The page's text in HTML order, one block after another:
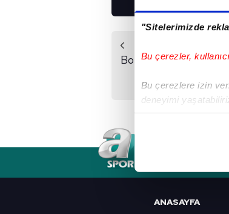
"Sitelerimizde
Bu çerezler,
Bu çerezlere izin
deneyimi
Her halükârda,
çerezler
Bolt'un veliahtı dünya
ANASAYFA